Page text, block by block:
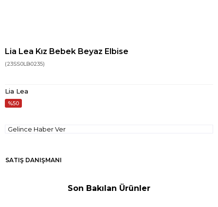
Lia Lea Kız Bebek Beyaz Elbise
(23SS0LB0235)
Lia Lea
50
Gelince Haber Ver
SATIŞ DANIŞMANI
Son Bakılan Ürünler